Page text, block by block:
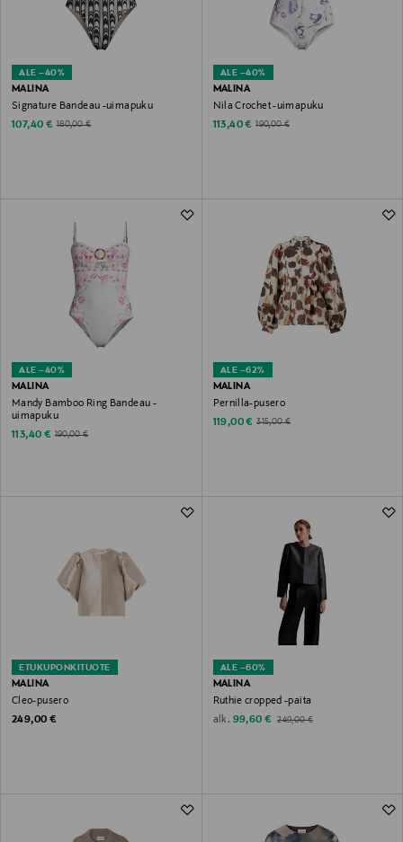
ALE –40%
MALINA
Signature Bandeau -uimapuku
Discounted Price
107,40 € Original Price
180,00 €
ALE –40%
MALINA
Nila Crochet -uimapuku
Discounted Price
113,40 € Original Price
190,00 €
ALE –40%
MALINA
Mandy Bamboo Ring Bandeau -
uimapuku
Discounted Price
113,40 € Original Price
190,00 €
ALE –62%
MALINA
Pernilla-pusero
Discounted Price
119,00 € Original Price
315,00 €
ETUKUPONKITUOTE
MALINA
Cleo-pusero
Original Price
249,00 €
ALE –60%
MALINA
Ruthie cropped -paita
alk. Discounted Price
99,60 € Original Price
249,00 €